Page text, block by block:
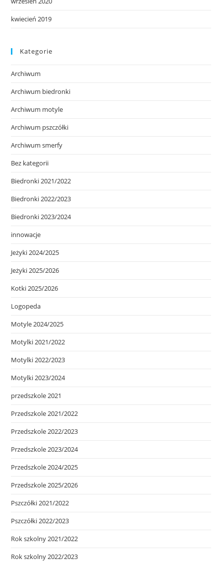
kwiecień 2019
Kategorie
Archiwum
Archiwum biedronki
Archiwum motyle
Archiwum pszczółki
Archiwum smerfy
Bez kategorii
Biedronki 2021/2022
Biedronki 2022/2023
Biedronki 2023/2024
innowacje
Jeżyki 2024/2025
Jeżyki 2025/2026
Kotki 2025/2026
Logopeda
Motyle 2024/2025
Motylki 2021/2022
Motylki 2022/2023
Motylki 2023/2024
przedszkole 2021
Przedszkole 2021/2022
Przedszkole 2022/2023
Przedszkole 2023/2024
Przedszkole 2024/2025
Przedszkole 2025/2026
Pszczółki 2021/2022
Pszczółki 2022/2023
Rok szkolny 2021/2022
Rok szkolny 2022/2023